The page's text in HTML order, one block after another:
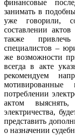
финансовые
занимать в
уже говорили,
составлении
также
специалистов –
же возможности
всегда в акте
рекомендуем
потреблении
актом
электричества,
представить
о назначении